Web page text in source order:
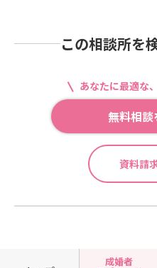
この相談所を
あなたに最適な
無料相談
資料請
成婚者